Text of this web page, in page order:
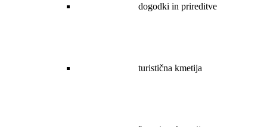
dogodki in prireditve
turistična kmetija